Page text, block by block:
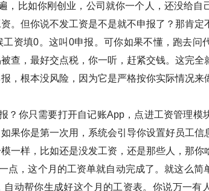
，比如你刚创业，公司就你一个人，还没给自
。但你说不发工资是不是就不申报了？那肯定
资填0。这叫0申报。可你如果不懂，跑去问
查，最好交点税，你一听，赶紧交钱。这完全
，根本没风险，因为它是严格按你实际情况来
？你只需要打开自记账App，点进工资管理模
果你是第一次用，系统会引导你设置好员工信
一样，比如还是没发工资，还是那些人，那你
点，这个月的工资单就自动完成了。就这么简
动帮你生成好这个月的工资表。你说万一有